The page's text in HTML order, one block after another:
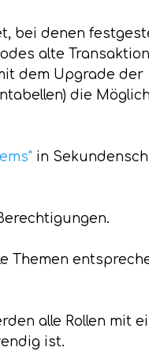
bei denen
alte
dem Upgrade der
die
in
Themen
alle Rollen mit
ist.